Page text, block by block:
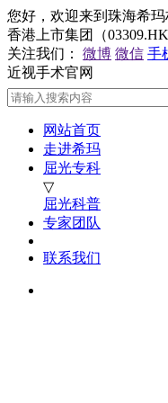
您好，欢迎来到珠海希
香港上市集团（
关注我们：
微博 微信 手
近视手术官网
网站首页
走进希玛
屈光专科
▽
屈光科普
专家团队
联系我们